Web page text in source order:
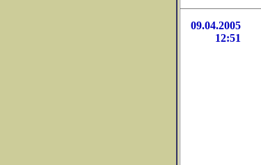
09.04.2005
12:51